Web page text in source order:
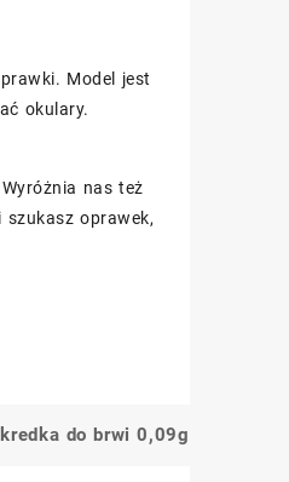
Model jest
okulary.
nas też
szukasz oprawek,
do brwi 0,09g